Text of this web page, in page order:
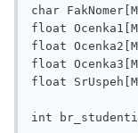
char
float
float
float
float
int